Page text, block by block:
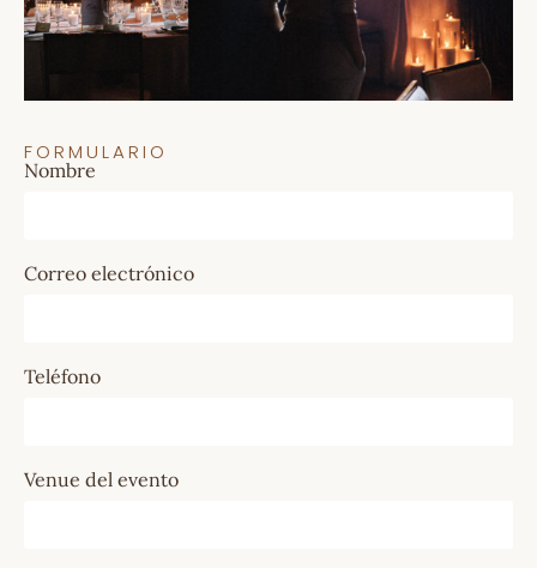
FORMULARIO
Nombre
Correo electrónico
Teléfono
Venue del evento